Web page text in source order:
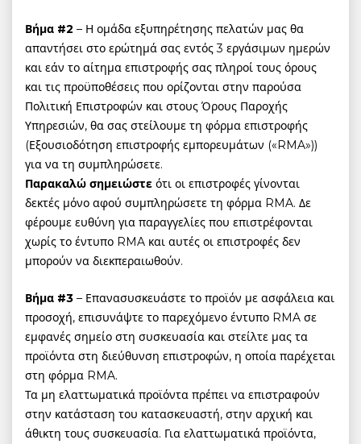
Βήμα #2 – Η ομάδα εξυπηρέτησης πελατών μας θα
απαντήσει στο ερώτημά σας εντός 3 εργάσιμων ημερών
και εάν το αίτημα επιστροφής σας πληροί τους όρους
και τις προϋποθέσεις που ορίζονται στην παρούσα
Πολιτική Επιστροφών και στους Όρους Παροχής
Υπηρεσιών, θα σας στείλουμε τη φόρμα επιστροφής
(Εξουσιοδότηση επιστροφής εμπορευμάτων («RMA»))
για να τη συμπληρώσετε.
Παρακαλώ σημειώστε ότι οι επιστροφές γίνονται
δεκτές μόνο αφού συμπληρώσετε τη φόρμα RMA. Δε
φέρουμε ευθύνη για παραγγελίες που επιστρέφονται
χωρίς το έντυπο RMA και αυτές οι επιστροφές δεν
μπορούν να διεκπεραιωθούν.
Βήμα #3 – Επανασυσκευάστε το προϊόν με ασφάλεια και
προσοχή, επισυνάψτε το παρεχόμενο έντυπο RMA σε
εμφανές σημείο στη συσκευασία και στείλτε μας τα
προϊόντα στη διεύθυνση επιστροφών, η οποία παρέχεται
στη φόρμα RMA.
Τα μη ελαττωματικά προϊόντα πρέπει να επιστραφούν
στην κατάσταση του κατασκευαστή, στην αρχική και
άθικτη τους συσκευασία. Για ελαττωματικά προϊόντα,